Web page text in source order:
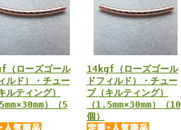
（ローズゴール
ルド）・チュー
ルティング）
）（5
14kgf（ローズゴール
ドフィルド）・チュー
ブ（キルティング）
（1.5mm×30mm）（10
個）